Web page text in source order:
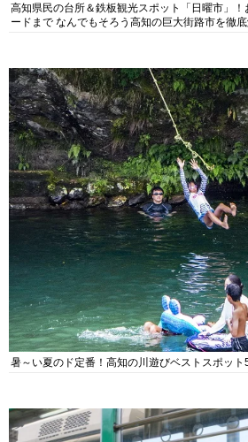
高知県民の台所＆鉄板観光スポット「日曜市」
ードまで なんでもそろう高知の巨大街路市を徹底
暑～い夏のド定番！高知の川遊びベストスポット